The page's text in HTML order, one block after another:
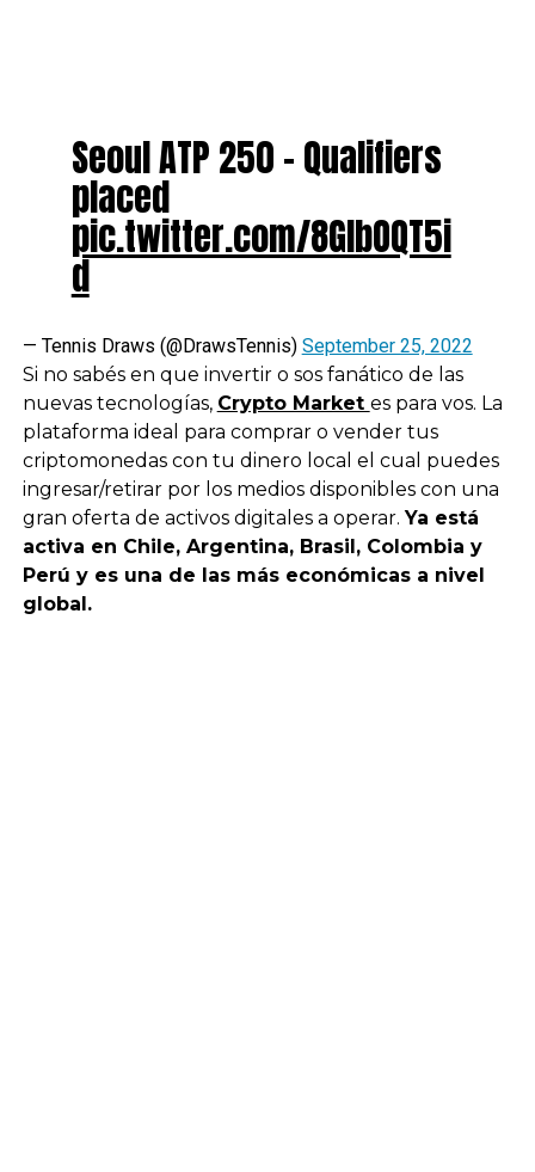
Seoul ATP 250 – Qualifiers
placed
pic.twitter.com/8GIbOQT5i
d
— Tennis Draws (@DrawsTennis) September 25, 2022
Si no sabés en que invertir o sos fanático de las
nuevas tecnologías, Crypto Market es para vos. La
plataforma ideal para comprar o vender tus
criptomonedas con tu dinero local el cual puedes
ingresar/retirar por los medios disponibles con una
gran oferta de activos digitales a operar.Ya está
activa en Chile, Argentina, Brasil, Colombia y
Perú y es una de las más económicas a nivel
global.